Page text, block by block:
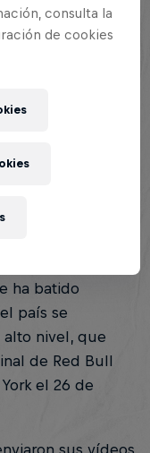
ha batido
país se
alto nivel, que
de Red Bull
el 26 de
consulta la
de cookies